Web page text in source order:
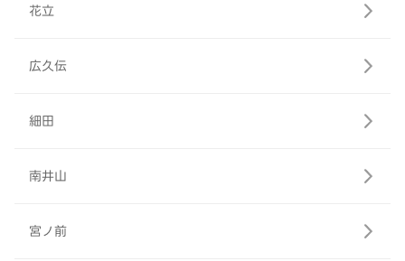
花立
広久伝
細田
南井山
宮ノ前